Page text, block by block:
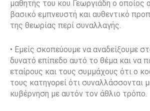
μαθητής του κου Γεωργιάδη ο οποίος
βασικό εμπνευστή και αυθεντικό
της θεωρίας περί συναλλαγής.
• Εμείς σκοπεύουμε να αναδείξουμε
δυνατό επίπεδο αυτό το θέμα και να
εταίρους και τους συμμάχους ότι ο
τους κατηγορεί ότι συναλλάσσονται
κυβέρνηση με αυτόν τον άθλιο τρόπο.